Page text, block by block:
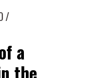
a
the